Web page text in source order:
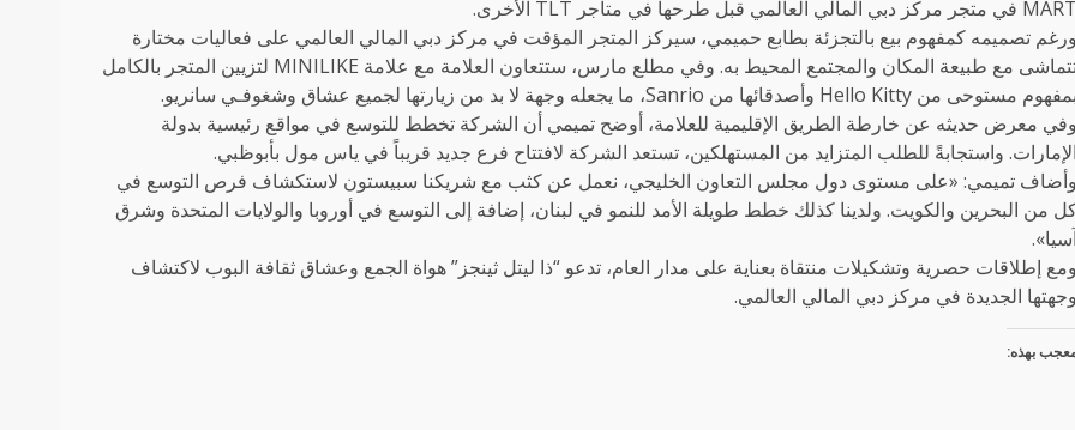
MART في متجر مركز دبي المالي العالمي قبل طرحها في متاجر TLT الأخرى.
ورغم تصميمه كمفهوم بيع بالتجزئة بطابع حميمي، سيركز المتجر المؤقت في مركز دبي المالي العالمي على فعاليات مختارة
تتماشى مع طبيعة المكان والمجتمع المحيط به. وفي مطلع مارس، ستتعاون العلامة مع علامة MINILIKE لتزيين المتجر بالكامل
بمفهوم مستوحى من Hello Kitty وأصدقائها من Sanrio، ما يجعله وجهة لا بد من زيارتها لجميع عشاق وشغوفـي سانريو.
وفي معرض حديثه عن خارطة الطريق الإقليمية للعلامة، أوضح تميمي أن الشركة تخطط للتوسع في مواقع رئيسية بدولة
الإمارات. واستجابةً للطلب المتزايد من المستهلكين، تستعد الشركة لافتتاح فرع جديد قريباً في ياس مول بأبوظبي.
وأضاف تميمي: «على مستوى دول مجلس التعاون الخليجي، نعمل عن كثب مع شريكنا سبيستون لاستكشاف فرص التوسع في
من البحرين والكويت. ولدينا كذلك خطط طويلة الأمد للنمو في لبنان، إضافة إلى التوسع في أوروبا والولايات المتحدة وشرق
ومع إطلاقات حصرية وتشكيلات منتقاة بعناية على مدار العام، تدعو “ذا ليتل ثينجز” هواة الجمع وعشاق ثقافة البوب لاكتشاف
وجهتها الجديدة في مركز دبي المالي العالمي.
بهذه: